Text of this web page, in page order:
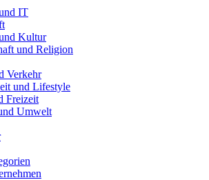
IT
Kultur
und Religion
Verkehr
und Lifestyle
Freizeit
Umwelt